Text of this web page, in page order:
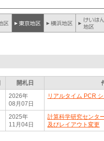
開札日
2026年
08月07日
リアルタイム PCR
2025年
11月04日
計算科学研究センタ
及びレイアウト変更